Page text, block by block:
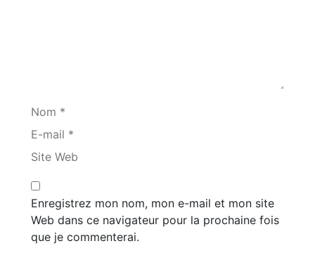
Nom *
E-mail *
Site Web
Enregistrez mon nom, mon e-mail et mon site
Web dans ce navigateur pour la prochaine fois
que je commenterai.